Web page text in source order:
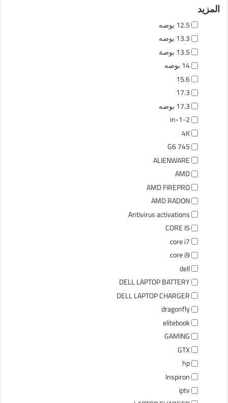
المزيد
12.5 بوصه
13.3 بوصه
13.5 بوصة
14 بوصه
15.6
17.3
17.3 بوصه
2-in-1
4K
745 G6
ALIENWARE
AMD
AMD FIREPRO
AMD RADON
Antivirus activations
CORE I5
core i7
core i9
dell
DELL LAPTOP BATTERY
DELL LAPTOP CHARGER
dragonfly
elitebook
GAMING
GTX
hp
Inspiron
iptv